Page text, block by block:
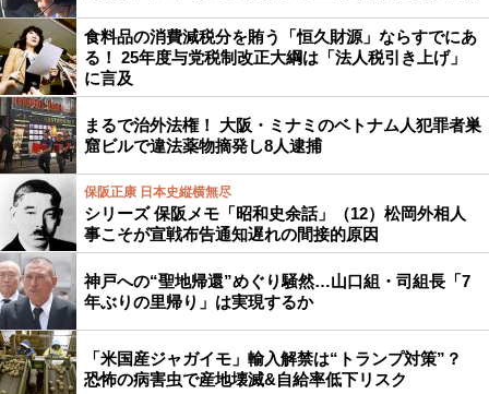
食料品の消費減税分を賄う「恒久財源」ならすでにあ
る！ 25年度与党税制改正大綱は「法人税引き上げ」
に言及
まるで治外法権！ 大阪・ミナミのベトナム人犯罪者巣
窟ビルで違法薬物摘発し8人逮捕
保阪正康 日本史縦横無尽
シリーズ 保阪メモ「昭和史余話」（12）松岡外相人
事こそが宣戦布告通知遅れの間接的原因
神戸への“聖地帰還”めぐり騒然…山口組・司組長「7
年ぶりの里帰り」は実現するか
「米国産ジャガイモ」輸入解禁は“トランプ対策”？
恐怖の病害虫で産地壊滅&自給率低下リスク